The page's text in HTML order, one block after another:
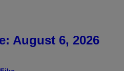
August 6, 2026